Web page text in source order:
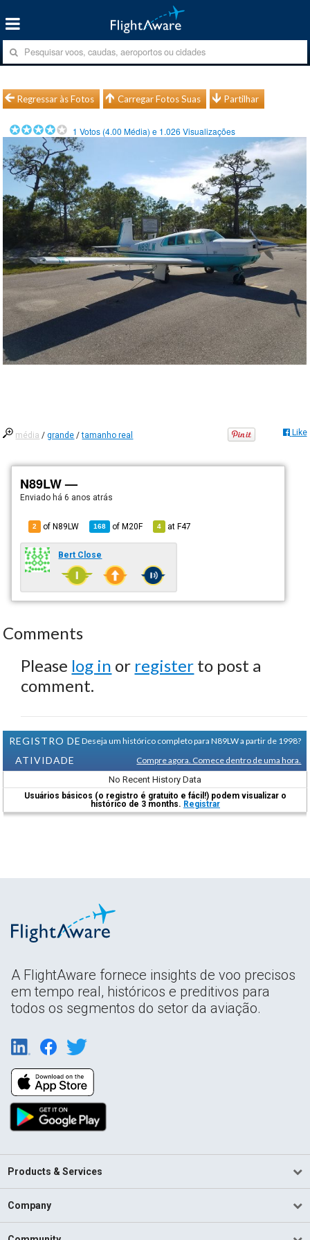
Regressar às Fotos Carregar Fotos Suas Partilhar
1 Votos (4.00 Média) e 1.026 Visualizações
média /grande /tamanho real Like
N89LW —
Enviado há6 anos atrás
2 of N89LW 168 ofM20F 4 atF47
Bert Close
Comments
Please log in or register to post a
comment.
REGISTRO DE
ATIVIDADE
Deseja um histórico completo para N89LW a partir de 1998?
Compre agora. Comece dentro de uma hora.
No Recent History Data
Usuários básicos (o registro é gratuito e fácil!) podem visualizar o
histórico de 3 months. Registrar
A FlightAware fornece insights de voo precisos
em tempo real, históricos e preditivos para
todos os segmentos do setor da aviação.
Products & Services
Company